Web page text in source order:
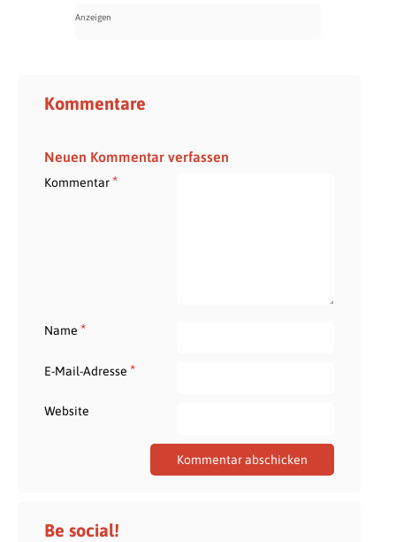
Kommentare
Neuen Kommentar verfassen
Kommentar*
Name *
E-Mail-Adresse *
Website
Be social!